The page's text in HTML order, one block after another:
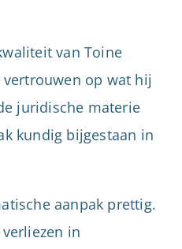
van Toine
op wat hij
juridische materie
kundig bijgestaan in
aanpak prettig.
in